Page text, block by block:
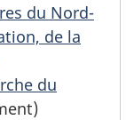
du Nord-
de la
du